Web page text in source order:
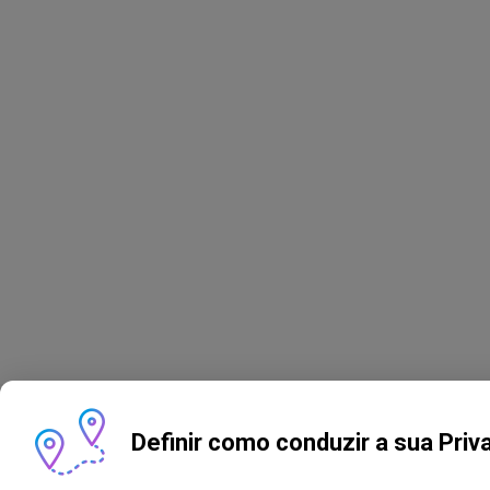
Definir como conduzir a sua